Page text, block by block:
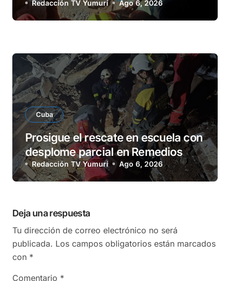
Redacción TV Yumurí Ago 6, 2026
Cuba
Prosigue el rescate en escuela con
desplome parcial en Remedios
Redacción TV Yumurí Ago 6, 2026
Deja una respuesta
Tu dirección de correo electrónico no será
publicada. Los campos obligatorios están marcados
con *
Comentario *